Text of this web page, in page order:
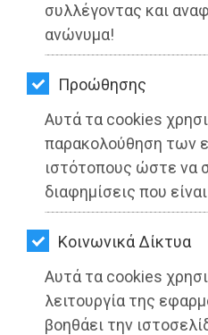
συλλέγοντας και
ανώνυμα!
Προώθησης
Αυτά τα cookies
παρακολούθηση των
ιστότοπους ώστε να
διαφημίσεις που
Kοινωνικά Δίκτυα
Αυτά τα cookies
λειτουργία της
βοηθάει την
ΠΕΡΙΒΑΛΛΟΝ
ΚΑΤΟΙΚΙΔΙΟ
ΑΓΓΕΛΙΕΣ
ΕΦΗΜΕΡΙΔΕΣ
OΔΗΓΟΣ
ΑΓΟΡΑΣ
ΨΙΘΥΡΟΙ
ΑΠΟΣΤΟΛΗ
ΑΡΘΡΩΝ
Την Κυριακή 2
Δημαιρεσίες στους
Διαβάστηκε 4010 φορές
21-10-2021
Από τo